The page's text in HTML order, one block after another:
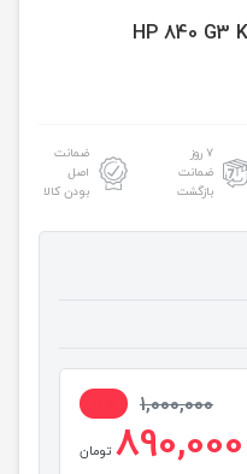
۷ روز
ضمانت
بازگشت
ضمانت
اصل
بودن کالا
1,000,000
890,000 تومان